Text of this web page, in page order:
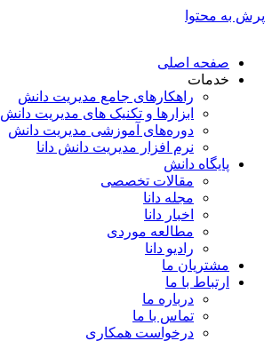
پرش به محتوا
صفحه اصلی
خدمات
راهکارهای جامع مدیریت دانش
ابزارها و تکنیک‌ های مدیریت دانش
دوره‌های آموزشی مدیریت دانش
نرم افزار مدیریت دانش دانا
پایگاه دانش
مقالات تخصصی
مجله دانا
اخبار دانا
مطالعه موردی
رادیو دانا
مشتریان ما
ارتباط با ما
درباره ما
تماس با ما
درخواست همکاری